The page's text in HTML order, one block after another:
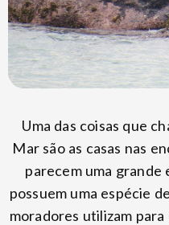
Uma das coisas que
Mar são as casas nas
parecem uma grande
possuem uma espécie
moradores utilizam